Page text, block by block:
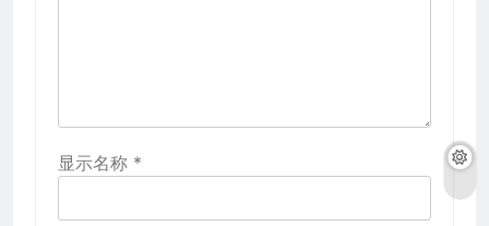
显示名称 *